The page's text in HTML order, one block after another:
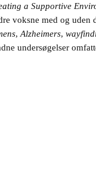
a Supportive
voksne med og uden
, Alzheimers,
undersøgelser